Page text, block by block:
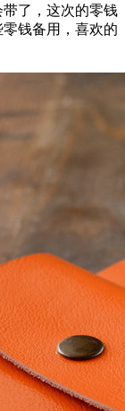
了，这次的零钱
钱备用，喜欢的